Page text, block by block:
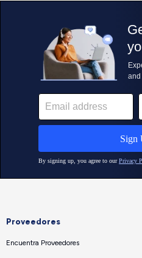
Proveedores
Encuentra Proveedores